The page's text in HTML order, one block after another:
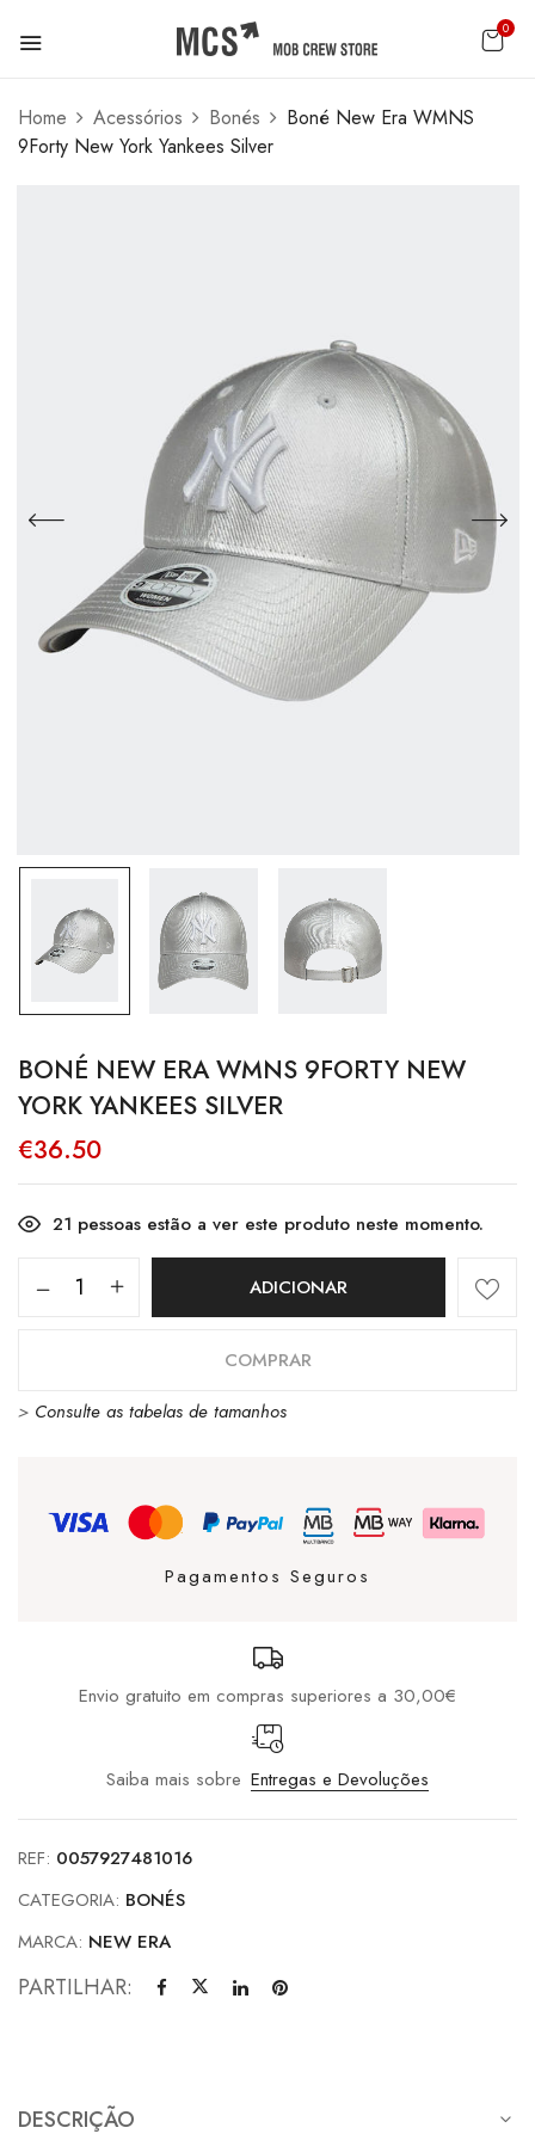
0
Home Acessórios Bonés
Boné New Era WMNS
9Forty New York Yankees Silver
BONÉ NEW ERA WMNS 9FORTY NEW
YORK YANKEES SILVER
€36.50
21 pessoas estão a ver este produto neste momento.
Quantidade
Era
New
ADICIONAR
COMPRAR
> Consulte as tabelas de tamanhos
Pagamentos Seguros
Envio gratuito em compras superiores a 30,00€
Saiba mais sobre Entregas e Devoluções
REF: 0057927481016
CATEGORIA: BONÉS
MARCA: NEW ERA
PARTILHAR:
DESCRIÇÃO